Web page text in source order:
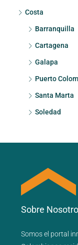
Costa
Barranquilla
Cartagena
Galapa
Puerto
Santa Marta
Soledad
Sobre
Somos el portal